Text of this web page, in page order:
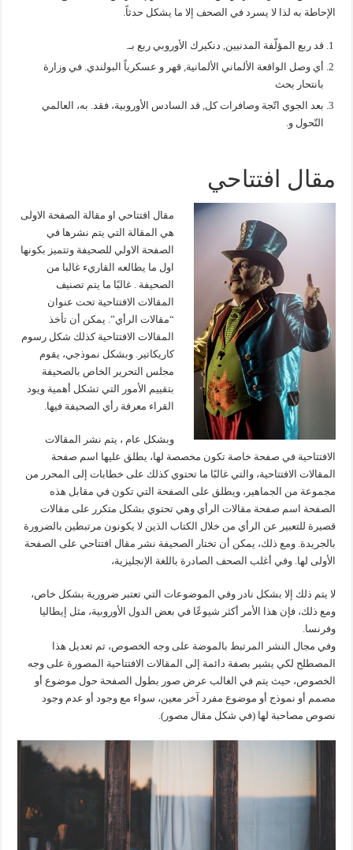
الإحاطة به لذا لا يسرد في الصحف إلا ما يشكل حدثاً.
قد ربع المؤلّفة المدنيين, دنكيرك الأوروبي ربع بـ.
أي وصل الواقعة الألماني الألمانية, قهر و عسكرياً البولندي. في وزارة
بانتحار بحث
بعد الجوي اتّجة وصافرات كل, قد السادس الأوروبية، فقد. به، العالمي
التّحول و.
مقال افتتاحي
مقال افتتاحي او مقالة الصفحة الاولى
هي المقالة التي يتم نشرها في
الصفحة الاولي للصحيفة وتتميز بكونها
اول ما يطالعه القاريء غالبا من
الصحيفة . غالبًا ما يتم تصنيف
المقالات الافتتاحية تحت عنوان
“مقالات الرأي”. يمكن أن تأخذ
المقالات الافتتاحية كذلك شكل رسوم
كاريكاتير. وبشكل نموذجي، يقوم
مجلس التحرير الخاص بالصحيفة
بتقييم الأمور التي تشكل أهمية ويود
القراء معرفة رأي الصحيفة فيها.
وبشكل عام ، يتم نشر المقالات
الافتتاحية في صفحة خاصة تكون مخصصة لها، يطلق عليها اسم صفحة
المقالات الافتتاحية، والتي غالبًا ما تحتوي كذلك على خطابات إلى المحرر من
مجموعة من الجماهير، ويطلق على الصفحة التي تكون في مقابل هذه
الصفحة اسم صفحة مقالات الرأي وهي تحتوي بشكل متكرر على مقالات
قصيرة للتعبير عن الرأي من خلال الكتاب الذين لا يكونون مرتبطين بالضرورة
بالجريدة. ومع ذلك، يمكن أن تختار الصحيفة نشر مقال افتتاحي على الصفحة
الأولى لها. وفي أغلب الصحف الصادرة باللغة الإنجليزية،
لا يتم ذلك إلا بشكل نادر وفي الموضوعات التي تعتبر ضرورية بشكل خاص،
ومع ذلك، فإن هذا الأمر أكثر شيوعًا في بعض الدول الأوروبية، مثل إيطاليا
وفرنسا.
وفي مجال النشر المرتبط بالموضة على وجه الخصوص، تم تعديل هذا
المصطلح لكي يشير بصفة دائمة إلى المقالات الافتتاحية المصورة على وجه
الخصوص، حيث يتم في الغالب عرض صور بطول الصفحة حول موضوع أو
مصمم أو نموذج أو موضوع مفرد آخر معين، سواء مع وجود أو عدم وجود
نصوص مصاحبة لها (في شكل مقال مصور).